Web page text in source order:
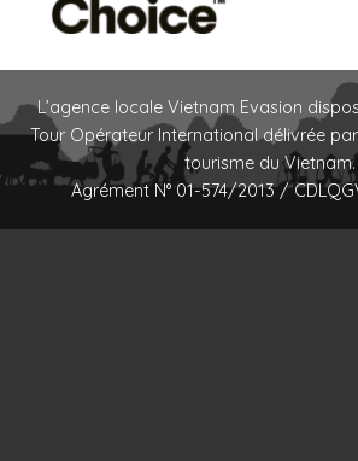
L’agence locale Vietnam Evasion
Tour Opérateur International délivrée
tourisme du Vietnam.
Agrément N° 01-574/2013 /